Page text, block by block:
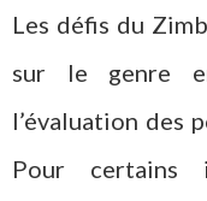
Les défis du
sur le genre
l’évaluation des
Pour certains